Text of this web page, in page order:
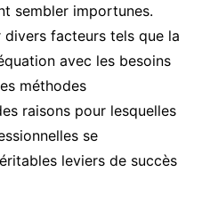
sembler importunes.
facteurs tels que la
avec les besoins
méthodes
raisons pour lesquelles
se
leviers de succès